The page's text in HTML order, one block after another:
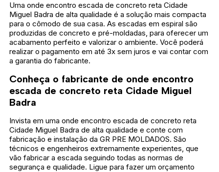
Uma onde encontro escada de concreto reta Cidade
Miguel Badra de alta qualidade é a solução mais compacta
para o cômodo de sua casa. As escadas em espiral são
produzidas de concreto e pré-moldadas, para oferecer um
acabamento perfeito e valorizar o ambiente. Você poderá
realizar o pagamento em até 3x sem juros e vai contar com
a garantia do fabricante.
Conheça o fabricante de onde encontro
escada de concreto reta Cidade Miguel
Badra
Invista em uma onde encontro escada de concreto reta
Cidade Miguel Badra de alta qualidade e conte com
fabricação e instalação da GR PRE MOLDADOS. São
técnicos e engenheiros extremamente experientes, que
vão fabricar a escada seguindo todas as normas de
segurança e qualidade. Ligue para fazer um orçamento